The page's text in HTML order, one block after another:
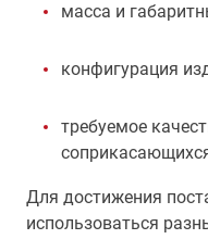
масса и
конфигурация
требуемое
Для достижения
использоваться